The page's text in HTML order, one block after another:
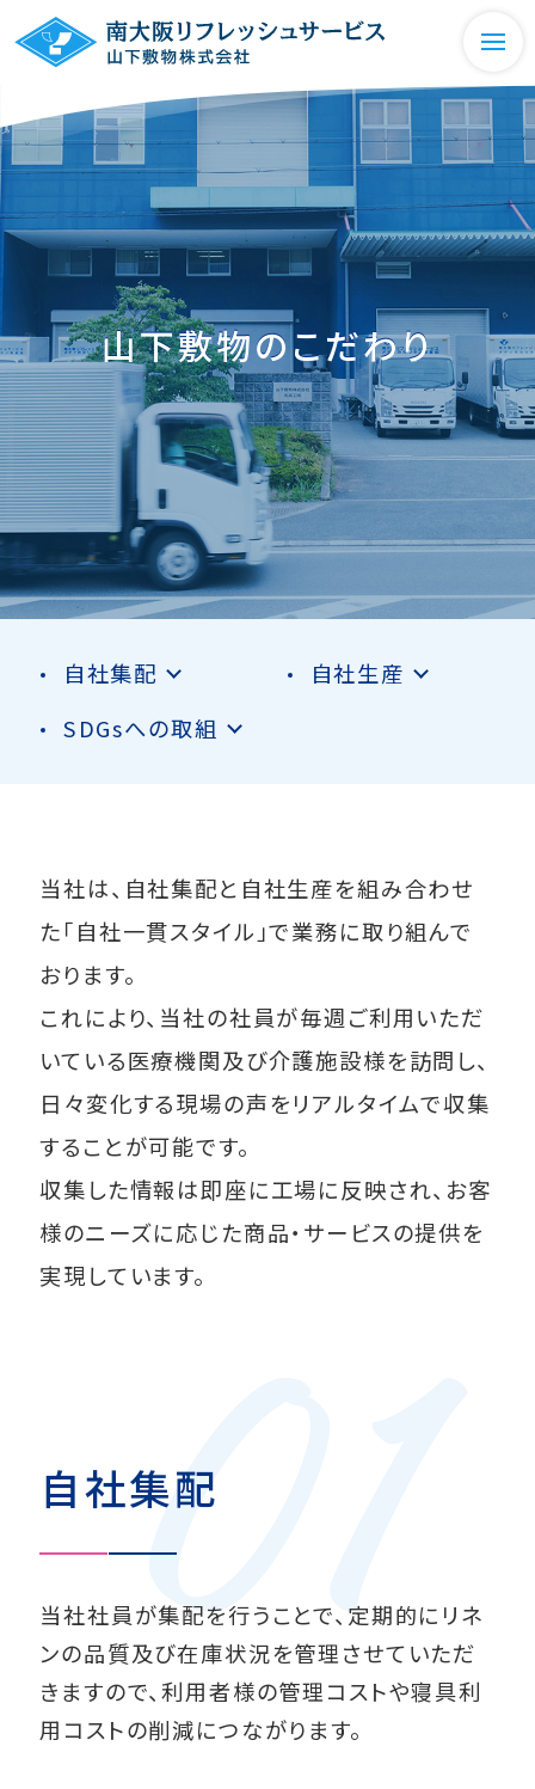
山下敷物のこだわり
自社集配
自社生産
SDGsへの取組
当社は、自社集配と自社生産を組み合わせ
た「自社一貫スタイル」で業務に取り組んで
おります。
これにより、当社の社員が毎週ご利用いただ
いている医療機関及び介護施設様を訪問し、
日々変化する現場の声をリアルタイムで収集
することが可能です。
収集した情報は即座に工場に反映され、 お客
様のニーズに応じた商品・サービスの提供を
実現しています。
自社集配
当社社員が集配を行うことで、定期的にリネ
ンの品質及び在庫状況を管理させていただ
きますので、利用者様の管理コストや寝具利
用コストの削減につながります。